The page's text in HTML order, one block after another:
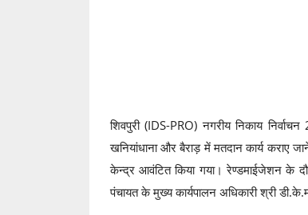
शिवपुरी (IDS-PRO) नगरीय निकाय
खनियांधाना और बैराड़ में मतदान कार्य कराए
केन्द्र आवंटित किया गया। रेण्डमाईजेशन के
पंचायत के मुख्य कार्यपालन अधिकारी श्री